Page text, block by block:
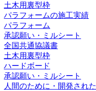
土木用裏型枠
パラフォームの施工実績
パラフォーム
承認願い・ミルシート
全国共通協議書
土木用裏型枠
ハードボード
承認願い・ミルシート
人間のために・開発された